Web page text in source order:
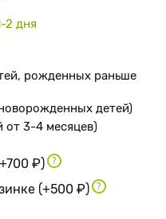
2 дня
рожденных раньше
детей)
от 3-4 месяцев)
₽)
(+500 ₽)